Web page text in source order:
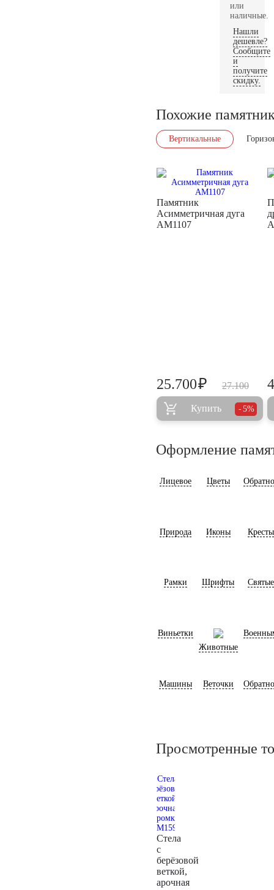
или
наличные.
Нашли
дешевле?
Сообщите
и
получите
скидку.
Похожие
Вертикальные
Памятник
Асимметричная дуга
AM1107
27.100
25.700₽
Купить 5%
Оформление
Лицевое Цветы
Природа Иконы Кресты
Рамки Шрифты Святые
Виньетки
Животные
Машины Веточки
Просмотренные
Стела
с
берёзовой
веткой,
арочная